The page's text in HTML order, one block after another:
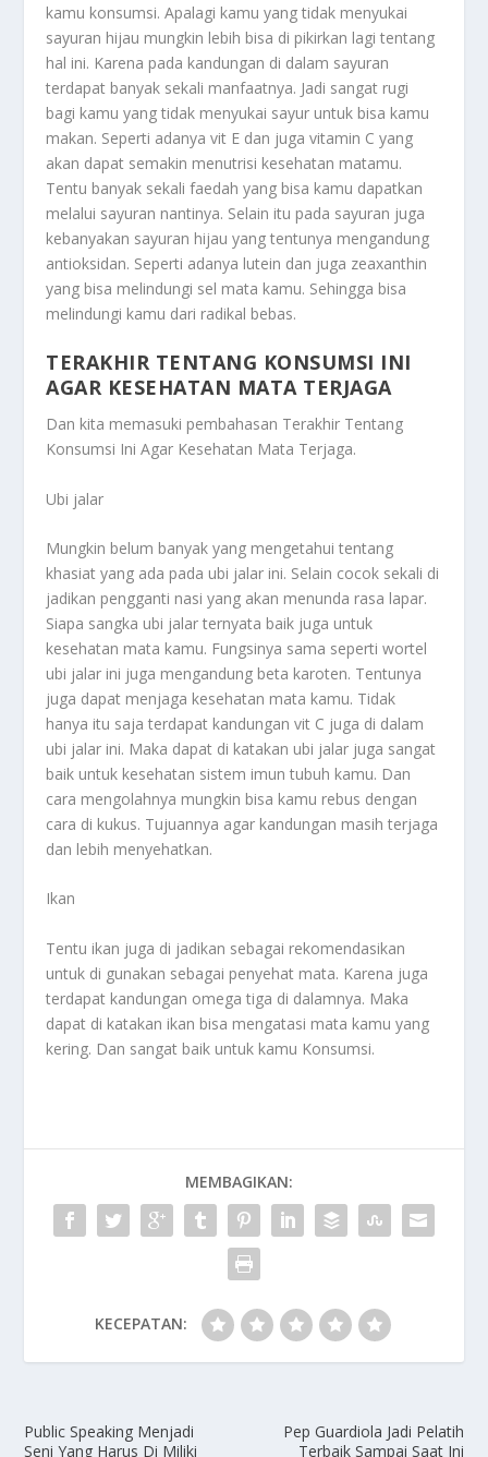
kamu konsumsi. Apalagi kamu yang tidak menyukai
sayuran hijau mungkin lebih bisa di pikirkan lagi tentang
hal ini. Karena pada kandungan di dalam sayuran
terdapat banyak sekali manfaatnya. Jadi sangat rugi
bagi kamu yang tidak menyukai sayur untuk bisa kamu
makan. Seperti adanya vit E dan juga vitamin C yang
akan dapat semakin menutrisi kesehatan matamu.
Tentu banyak sekali faedah yang bisa kamu dapatkan
melalui sayuran nantinya. Selain itu pada sayuran juga
kebanyakan sayuran hijau yang tentunya mengandung
antioksidan. Seperti adanya lutein dan juga zeaxanthin
yang bisa melindungi sel mata kamu. Sehingga bisa
melindungi kamu dari radikal bebas.
TERAKHIR TENTANG KONSUMSI INI
AGAR KESEHATAN MATA TERJAGA
Dan kita memasuki pembahasan Terakhir Tentang
Konsumsi Ini Agar Kesehatan Mata Terjaga.
Ubi jalar
Mungkin belum banyak yang mengetahui tentang
khasiat yang ada pada ubi jalar ini. Selain cocok sekali di
jadikan pengganti nasi yang akan menunda rasa lapar.
Siapa sangka ubi jalar ternyata baik juga untuk
kesehatan mata kamu. Fungsinya sama seperti wortel
ubi jalar ini juga mengandung beta karoten. Tentunya
juga dapat menjaga kesehatan mata kamu. Tidak
hanya itu saja terdapat kandungan vit C juga di dalam
ubi jalar ini. Maka dapat di katakan ubi jalar juga sangat
baik untuk kesehatan sistem imun tubuh kamu. Dan
cara mengolahnya mungkin bisa kamu rebus dengan
cara di kukus. Tujuannya agar kandungan masih terjaga
dan lebih menyehatkan.
Ikan
Tentu ikan juga di jadikan sebagai rekomendasikan
untuk di gunakan sebagai penyehat mata. Karena juga
terdapat kandungan omega tiga di dalamnya. Maka
dapat di katakan ikan bisa mengatasi mata kamu yang
kering. Dan sangat baik untuk kamu Konsumsi.
MEMBAGIKAN:
KECEPATAN:
Public Speaking Menjadi
Seni Yang Harus Di Miliki
Pep Guardiola Jadi Pelatih
Terbaik Sampai Saat Ini